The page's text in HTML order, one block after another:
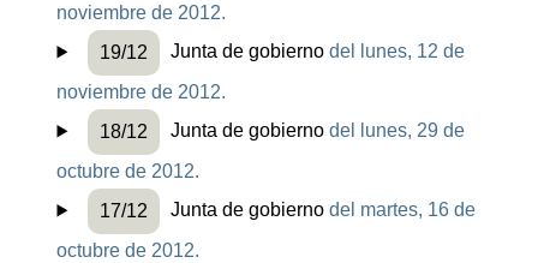
noviembre de 2012.
19/12
Junta de gobiernodel lunes, 12 de
noviembre de 2012.
18/12
Junta de gobiernodel lunes, 29 de
octubre de 2012.
17/12
Junta de gobiernodel martes, 16 de
octubre de 2012.